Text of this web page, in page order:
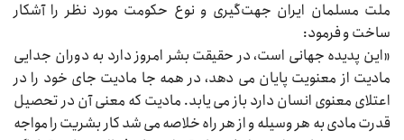
ملت مسلمان ایران جهت‌گیری و نوع حکومت مورد نظر را آشکار
ساخت و فرمود:
«این پدیده جهانی است، در حقیقت بشر امروز دارد به دوران جدایی
مادیت از معنویت پایان می‌‌‌ دهد، در همه جا مادیت جای خود را در
اعتلای معنوی انسان دارد باز می‌‌‌ یابد. مادیت که معنی آن در تحصیل
قدرت مادی به هر وسیله و از هر راه خلاصه می‌‌‌ شد کار بشریت را مواجه